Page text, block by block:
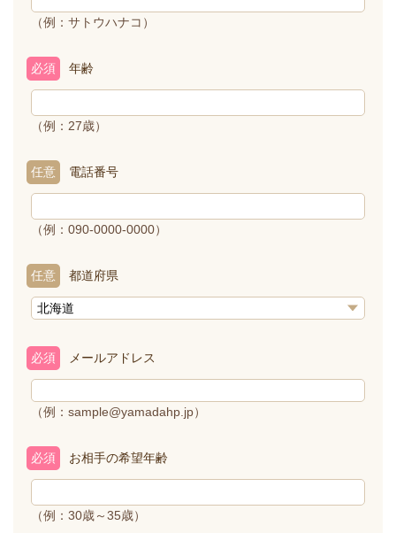
（例：サトウハナコ）
年齢
必須
（例：27歳）
電話番号
任意
（例：090-0000-0000）
都道府県
任意
メールアドレス
必須
（例：sample@yamadahp.jp）
お相手の希望年齢
必須
（例：30歳～35歳）